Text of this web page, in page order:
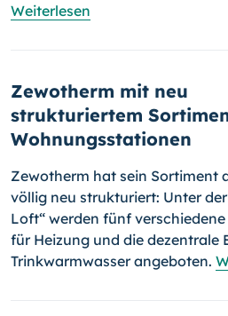
Weiterlesen
Zewotherm mit neu
strukturiertem
Wohnungsstationen
Zewotherm hat sein Sortiment
völlig neu struk­tu­riert: Unter
Loft“ werden fünf
für Heizung und die dezentrale
Trinkwarmwasser angeboten.